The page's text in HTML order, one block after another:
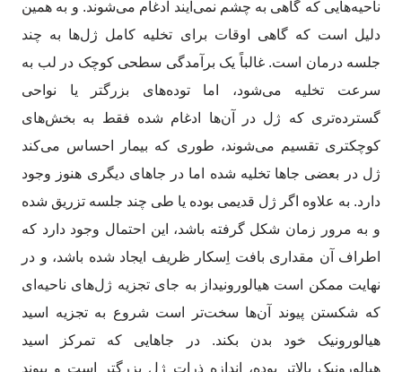
ناحیه‌هایی که گاهی به چشم نمی‌آیند ادغام‌ می‌شوند. و به همین
دلیل است که گاهی اوقات برای تخلیه کامل ژل‌ها به چند
جلسه درمان است. غالباً یک برآمدگی سطحی کوچک در لب به
سرعت تخلیه می‌شود، اما توده‌های بزرگتر یا نواحی
گسترده‌تری که ژل در آن‌ها ادغام شده فقط به بخش‌های
کوچکتری تقسیم می‌شوند، طوری که بیمار احساس می‌کند
ژل در بعضی جاها تخلیه شده اما در جاهای دیگری هنوز وجود
دارد. به علاوه اگر ژل قدیمی بوده یا طی چند جلسه تزریق شده
و به مرور زمان شکل گرفته باشد، این احتمال وجود دارد که
اطراف آن مقداری بافت اِسکار ظریف ایجاد شده باشد، و در
نهایت ممکن است هیالورونیداز به جای تجزیه ژل‌های ناحیه‌ای
که شکستن پیوند آن‌ها سخت‌تر است شروع به تجزیه اسید
هیالورونیک خود بدن بکند. در جاهایی که تمرکز اسید
هیالورونیک بالاتر بوده، اندازه ذرات ژل بزرگتر است و پیوند